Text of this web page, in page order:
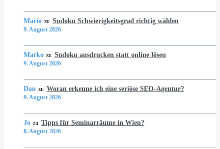
Mario zu Sudoku Schwierigkeitsgrad richtig wählen
9. August 2026
Marko zu Sudoku ausdrucken statt online lösen
9. August 2026
Dan zu Woran erkenne ich eine seriöse SEO-Agentur?
9. August 2026
Jo zu Tipps für Seminarräume in Wien?
8. August 2026